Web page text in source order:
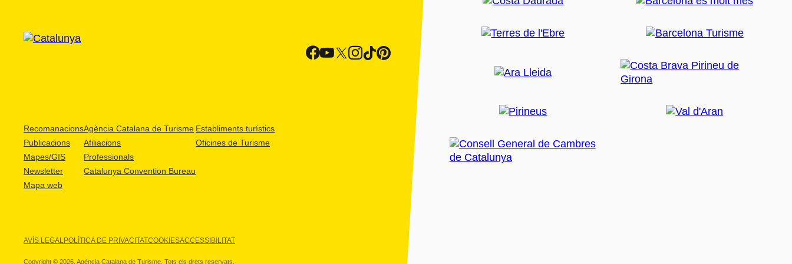
Recomanacions
Publicacions
Mapes/GIS
Newsletter
Mapa web
Agència Catalana de Turisme
Afiliacions
Professionals
Catalunya Convention Bureau
Establiments turístics
Oficines de Turisme
AVÍS LEGALPOLÍTICA DE PRIVACITATCOOKIESACCESSIBILITAT
Copyright © 2026. Agència Catalana de Turisme. Tots els drets reservats.